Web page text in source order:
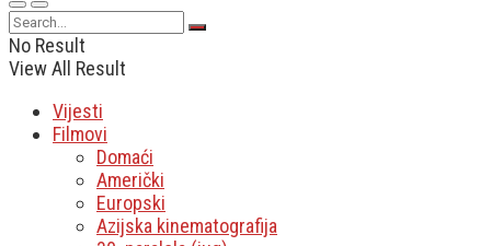
No Result
View All Result
Vijesti
Filmovi
Domaći
Američki
Europski
Azijska kinematografija